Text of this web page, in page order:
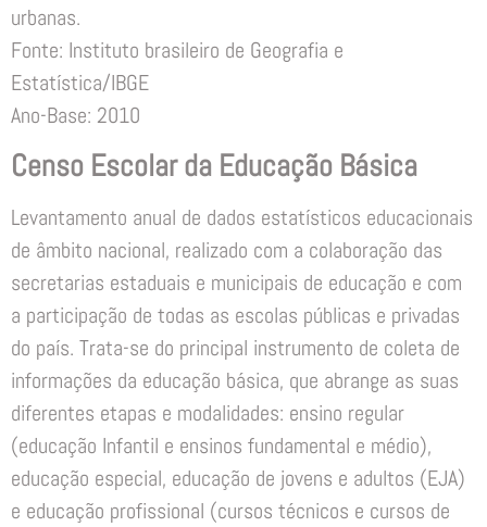
urbanas.
Fonte: Instituto brasileiro de Geografia e
Estatística/IBGE
Ano-Base: 2010
Censo Escolar da Educação Básica
Levantamento anual de dados estatísticos educacionais
de âmbito nacional, realizado com a colaboração das
secretarias estaduais e municipais de educação e com
a participação de todas as escolas públicas e privadas
do país. Trata-se do principal instrumento de coleta de
informações da educação básica, que abrange as suas
diferentes etapas e modalidades: ensino regular
(educação Infantil e ensinos fundamental e médio),
educação especial, educação de jovens e adultos (EJA)
e educação profissional (cursos técnicos e cursos de